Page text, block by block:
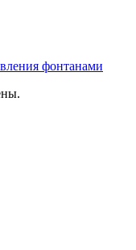
фонтанами